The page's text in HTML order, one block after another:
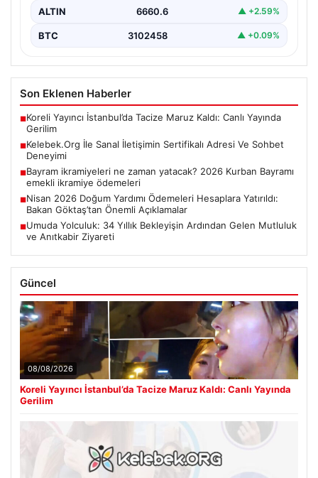
ALTIN 6660.6 ▲ +2.59%
BTC 3102458 ▲ +0.09%
Son Eklenen Haberler
■Koreli Yayıncı İstanbul’da Tacize Maruz Kaldı: Canlı Yayında
Gerilim
■Kelebek.Org İle Sanal İletişimin Sertifikalı Adresi Ve Sohbet
Deneyimi
■Bayram ikramiyeleri ne zaman yatacak? 2026 Kurban Bayramı
emekli ikramiye ödemeleri
■Nisan 2026 Doğum Yardımı Ödemeleri Hesaplara Yatırıldı:
Bakan Göktaş’tan Önemli Açıklamalar
■Umuda Yolculuk: 34 Yıllık Bekleyişin Ardından Gelen Mutluluk
ve Anıtkabir Ziyareti
Güncel
08/08/2026
Koreli Yayıncı İstanbul’da Tacize Maruz Kaldı: Canlı Yayında
Gerilim